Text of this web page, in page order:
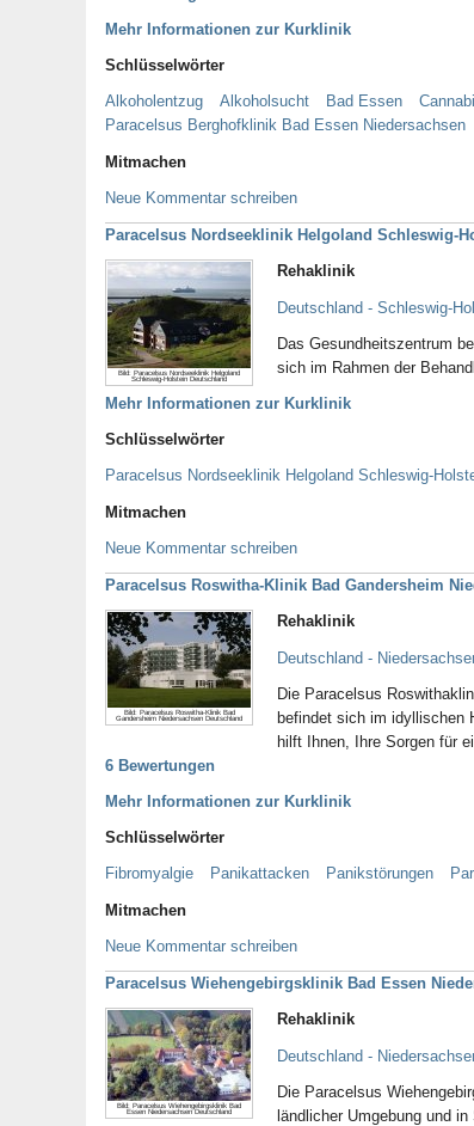
Mehr Informationen zur Kurklinik
Schlüsselwörter
Alkoholentzug Alkoholsucht Bad Essen
Paracelsus Berghofklinik Bad Essen Niedersachsen
Mitmachen
Neue Kommentar schreiben
Paracelsus Nordseeklinik Helgoland Schleswig-
Bild: Paracelsus Nordseeklinik Helgoland
Schleswig-Holstein Deutschland
Rehaklinik
Deutschland - Schleswig-
Das Gesundheitszentrum
sich im Rahmen der
Mehr Informationen zur Kurklinik
Schlüsselwörter
Paracelsus Nordseeklinik Helgoland Schleswig-
Mitmachen
Neue Kommentar schreiben
Paracelsus Roswitha-Klinik Bad Gandersheim
Bild: Paracelsus Roswitha-Klinik Bad
Gandersheim Niedersachsen Deutschland
Rehaklinik
Deutschland -
Die Paracelsus
befindet sich im idyllischen
hilft Ihnen, Ihre Sorgen für
6 Bewertungen
Mehr Informationen zur Kurklinik
Schlüsselwörter
Fibromyalgie Panikattacken Panikstörungen
Mitmachen
Neue Kommentar schreiben
Paracelsus Wiehengebirgsklinik Bad Essen
Bild: Paracelsus Wiehengebirgsklinik Bad
Essen Niedersachsen Deutschland
Rehaklinik
Deutschland -
Die Paracelsus
ländlicher Umgebung und